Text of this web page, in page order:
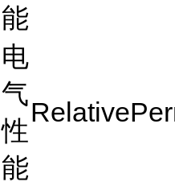
能
电
气
性
能